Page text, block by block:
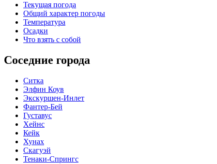
Текущая погода
Общий характер погоды
Температура
Осадки
Что взять с собой
Соседние города
Ситка
Элфин Коув
Экскуршен-Инлет
Фантер-Бей
Густавус
Хейнс
Кейк
Хунах
Скагуэй
Тенаки-Спрингс